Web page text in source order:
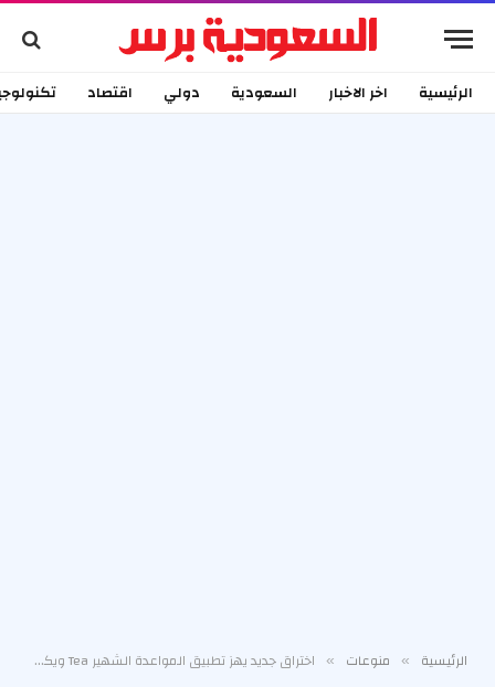
الرئيسية اخر الاخبار السعودية دولي اقتصاد
الرئيسية » منوعات » اختراق جديد يهز تطبيق المواعدة الشهير Tea ويكشف بيانات حساسة